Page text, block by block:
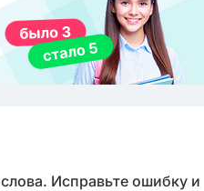
Исправьте ошибку и